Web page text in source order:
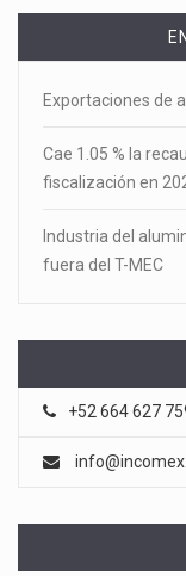
Exportaciones de
Cae 1.05 % la
fiscalización en
Industria del
fuera del T-MEC
+52 664 627